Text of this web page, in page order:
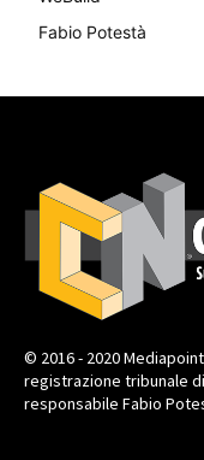
Fabio Potestà
© 2016 - 2020 Mediapoint
registrazione tribunale
responsabile Fabio